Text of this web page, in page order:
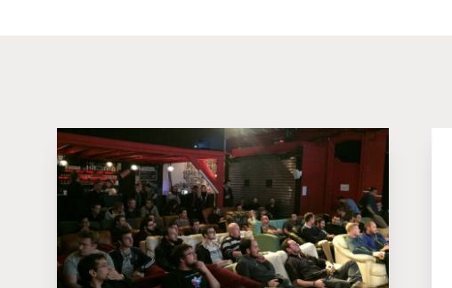
clients
La
coopérative
On recrute